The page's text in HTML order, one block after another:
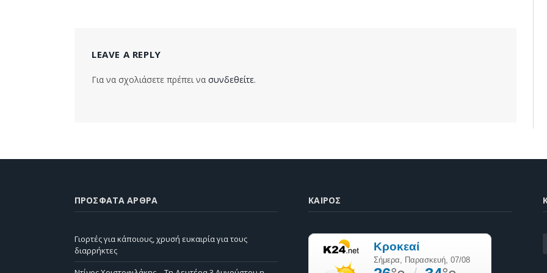
LEAVE A REPLY
Για να σχολιάσετε πρέπει να συνδεθείτε.
ΠΡΌΣΦΑΤΑ ΆΡΘΡΑ
Γιορτές για κάποιους, χρυσή ευκαιρία για τους
διαρρήκτες
ΚΑΙΡΌΣ